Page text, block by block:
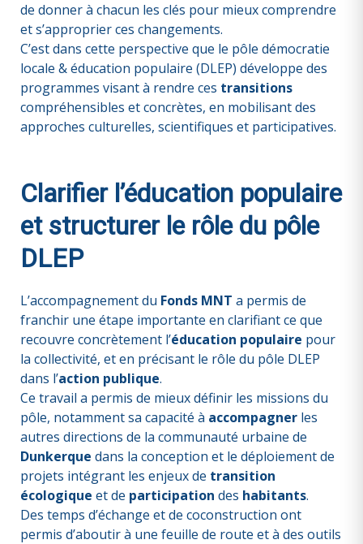
de donner à chacun les clés pour mieux comprendre
et s’approprier ces changements.
C’est dans cette perspective que le pôle démocratie
locale & éducation populaire (DLEP) développe des
programmes visant à rendre ces transitions
compréhensibles et concrètes, en mobilisant des
approches culturelles, scientifiques et participatives.
Clarifier l’éducation populaire
et structurer le rôle du pôle
DLEP
L’accompagnement du Fonds MNT a permis de
franchir une étape importante en clarifiant ce que
recouvre concrètement l’éducation populaire pour
la collectivité, et en précisant le rôle du pôle DLEP
dans l’action publique.
Ce travail a permis de mieux définir les missions du
pôle, notamment sa capacité à accompagner les
autres directions de la communauté urbaine de
Dunkerque dans la conception et le déploiement de
projets intégrant les enjeux de transition
écologique et de participation des habitants.
Des temps d’échange et de coconstruction ont
permis d’aboutir à une feuille de route et à des outils